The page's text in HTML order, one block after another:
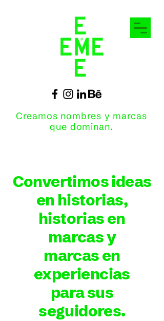
Creamos nombres y marcas
que dominan.
Convertimos ideas
en historias,
historias en
marcas y
marcas en
experiencias
para sus
seguidores.